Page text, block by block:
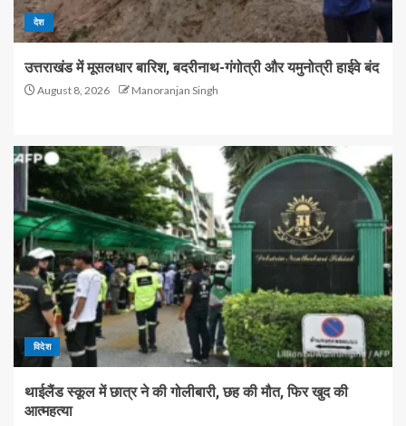
देश
उत्तराखंड में मूसलधार बारिश, बदरीनाथ-गंगोत्री और यमुनोत्री हाईवे बंद
August 8, 2026 Manoranjan Singh
विदेश
थाईलैंड स्कूल में छात्र ने की गोलीबारी, छह की मौत, फिर खुद की
आत्महत्या